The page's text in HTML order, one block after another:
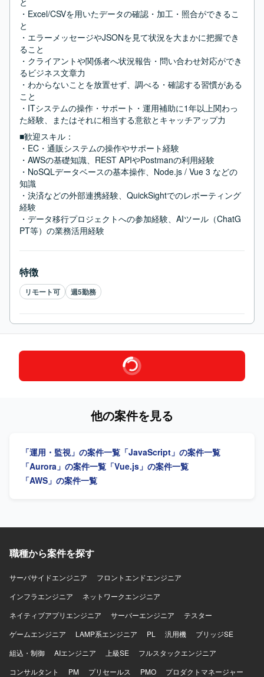
・Excel/CSVを用いたデータの確認・加工・照合ができるこ
と
・エラーメッセージやJSONを見て状況を大まかに把握でき
ること
・クライアントや関係者へ状況報告・問い合わせ対応ができ
るビジネス文章力
・わからないことを放置せず、調べる・確認する習慣がある
こと
・ITシステムの操作・サポート・運用補助に1年以上関わっ
た経験、またはそれに相当する意欲とキャッチアップ力
■歓迎スキル：
・EC・通販システムの操作やサポート経験
・AWSの基礎知識、REST APIやPostmanの利用経験
・NoSQLデータベースの基本操作、Node.js / Vue 3 などの
知識
・決済などの外部連携経験、QuickSightでのレポーティング
経験
・データ移行プロジェクトへの参加経験、AIツール（ChatG
PT等）の業務活用経験
特徴
リモート可 週5勤務
他の案件を見る
「運用・監視」の案件一覧 「JavaScript」の案件一覧
「Aurora」の案件一覧 「Vue.js」の案件一覧
「AWS」の案件一覧
職種から案件を探す
サーバサイドエンジニア
フロントエンドエンジニア
インフラエンジニア
ネットワークエンジニア
ネイティブアプリエンジニア
サーバーエンジニア
テスター
ゲームエンジニア
LAMP系エンジニア PL 汎用機
ブリッジSE
組込・制御
AIエンジニア 上級SE
フルスタックエンジニア
コンサルタント
PM プリセールス PMO
プロダクトマネージャー